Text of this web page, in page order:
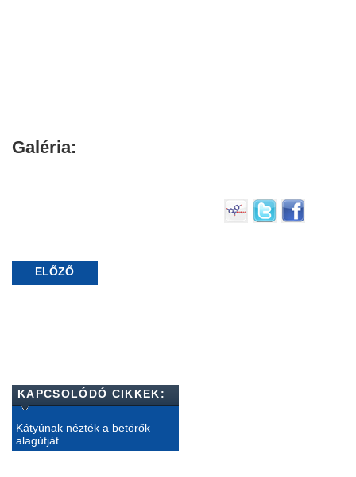
Galéria:
ELŐZŐ
KAPCSOLÓDÓ CIKKEK:
Kátyúnak nézték a betörők
alagútját